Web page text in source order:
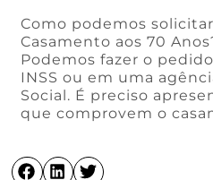
Como podemos
Casamento aos 70
Podemos fazer o
INSS ou em uma
Social. É preciso
que comprovem o